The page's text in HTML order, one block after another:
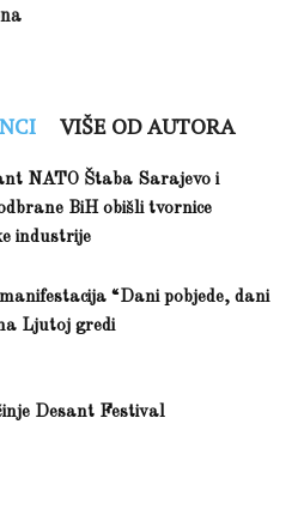
VIŠE OD AUTORA
NATO Štaba Sarajevo i
BiH obišli tvornice
industrije
“Dani pobjede, dani
Ljutoj gredi
Desant Festival